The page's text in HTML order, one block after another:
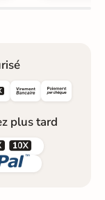
plus tard
